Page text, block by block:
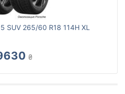
SUV 265/60 R18 114H XL
₴